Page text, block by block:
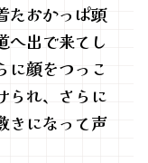
たおかっぱ頭
へ出で来てし
に顔をつっこ
られ、さらに
きになって声